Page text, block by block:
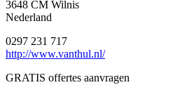
3648 CM Wilnis
Nederland
0297 231 717
http://www.vanthul.nl/
GRATIS offertes aanvragen